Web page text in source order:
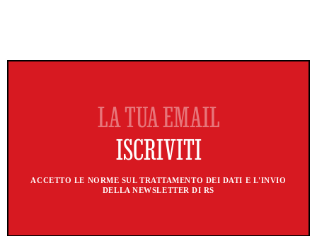
ACCETTO LE NORME SUL TRATTAMENTO DEI DATI E L'INVIO
DELLA NEWSLETTER DI RS